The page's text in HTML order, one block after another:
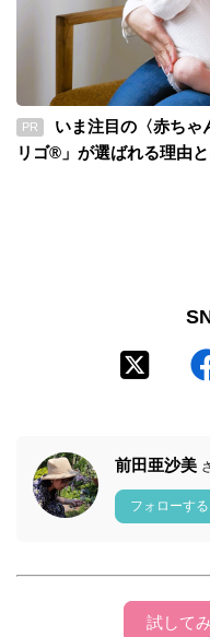
PR
いま注目の〈赤ちゃ
リゴ®」が選ばれる理由と
前田亜沙美
フォローする
試して